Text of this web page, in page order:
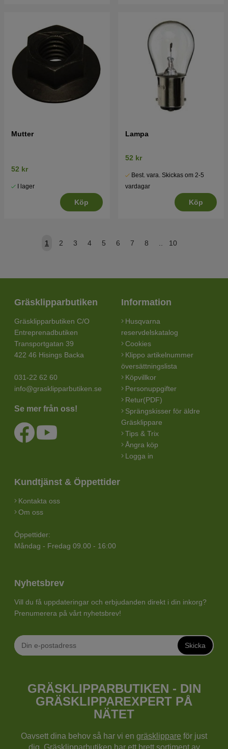
Mutter
52 kr
I lager
Köp
Lampa
52 kr
Best. vara. Skickas om 2-5
vardagar
Köp
1 2 3 4 5 6 7 8 .. 10
Gräsklipparbutiken
Gräsklipparbutiken C/O
Entreprenadbutiken
Transportgatan 39
422 46 Hisings Backa
031-22 62 60
info@grasklipparbutiken.se
Se mer från oss!
Information
Husqvarna
reservdelskatalog
Cookies
Klippo artikelnummer
översättningslista
Köpvillkor
Personuppgifter
Retur(PDF)
Sprängskisser för äldre
Gräsklippare
Tips & Trix
Ångra köp
Logga in
Kundtjänst & Öppettider
Kontakta oss
Om oss
Öppettider:
Måndag - Fredag 09.00 - 16:00
Nyhetsbrev
Vill du få uppdateringar och erbjudanden direkt i din inkorg?
Prenumerera på vårt nyhetsbrev!
Skicka
GRÄSKLIPPARBUTIKEN - DIN
GRÄSKLIPPAREXPERT PÅ
NÄTET
Oavsett dina behov så har vi en gräsklippare för just